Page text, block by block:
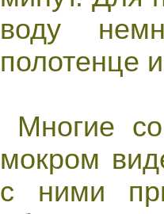
воду
полотенце
Многие
мокром
с ними